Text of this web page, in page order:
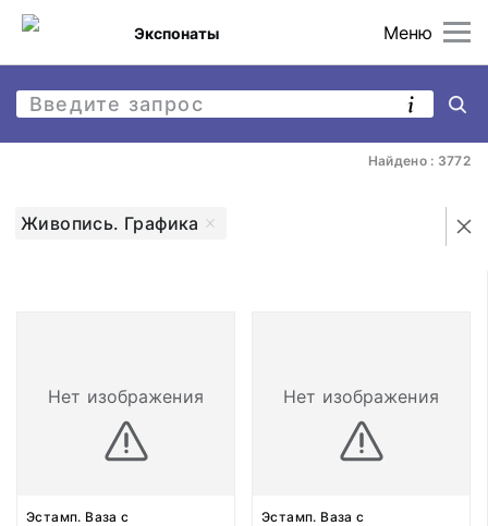
Меню
Экспонаты
Найдено : 3772
Живопись. Графика
Нет изображения
Эстамп. Ваза с
Нет изображения
Эстамп. Ваза с